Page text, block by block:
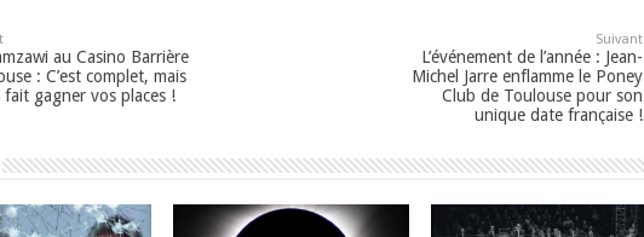
au Casino Barrière
: C’est complet, mais
gagner vos places !
Suivant
L’événement de l’année : Jean-
Michel Jarre enflamme le Poney
Club de Toulouse pour son
unique date française !